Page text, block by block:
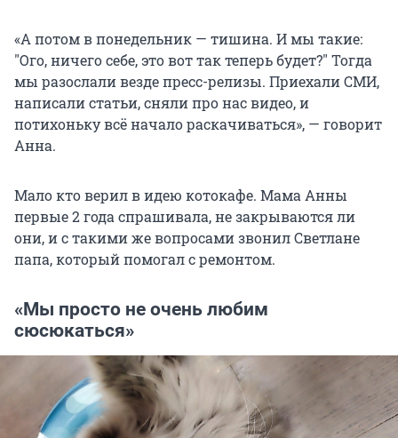
«А потом в понедельник — тишина. И мы такие:
"Ого, ничего себе, это вот так теперь будет?" Тогда
мы разослали везде пресс-релизы. Приехали СМИ,
написали статьи, сняли про нас видео, и
потихоньку всё начало раскачиваться», — говорит
Анна.
Мало кто верил в идею котокафе. Мама Анны
первые 2 года спрашивала, не закрываются ли
они, и с такими же вопросами звонил Светлане
папа, который помогал с ремонтом.
«Мы просто не очень любим
сюсюкаться»